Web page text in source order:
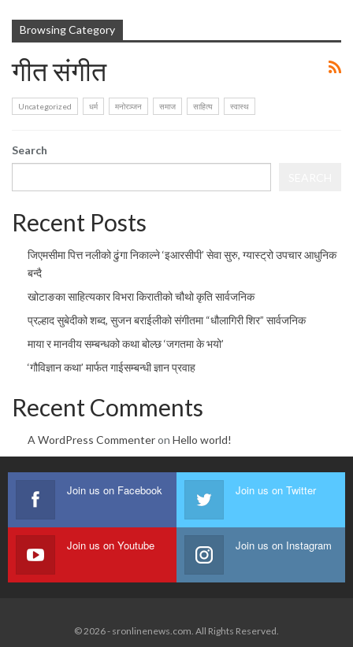
Browsing Category
गीत संगीत
Uncategorized धर्म मनोरञ्जन समाज साहित्य स्वास्थ
Search
Recent Posts
जिएमसीमा पित्त नलीको ढुंगा निकाल्ने ‘इआरसीपी’ सेवा सुरु, ग्यास्ट्रो उपचार आधुनिक
बन्दै
खोटाङका साहित्यकार विभरा किरातीको चौथो कृति सार्वजनिक
प्रल्हाद सुबेदीको शब्द, सुजन बराईलीको संगीतमा “धौलागिरी शिर” सार्वजनिक
माया र मानवीय सम्बन्धको कथा बोल्छ ‘जगतमा के भयो’
‘गौविज्ञान कथा’ मार्फत गाईसम्बन्धी ज्ञान प्रवाह
Recent Comments
A WordPress Commenteron Hello world!
Join us on Facebook Join us on Twitter
Join us on Youtube Join us on Instagram
© 2026 - sronlinenews.com. All Rights Reserved.